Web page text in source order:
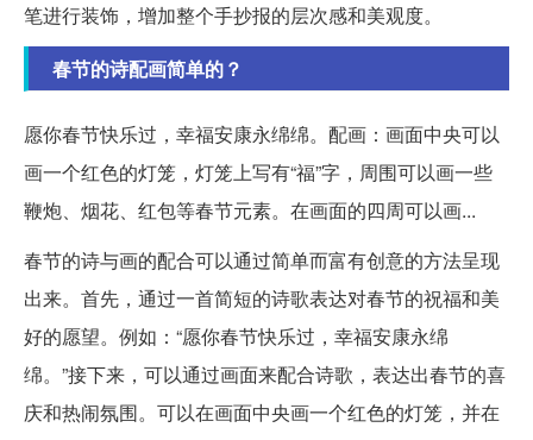
笔进行装饰，增加整个手抄报的层次感和美观度。
春节的诗配画简单的？
愿你春节快乐过，幸福安康永绵绵。配画：画面中央可以
画一个红色的灯笼，灯笼上写有“福”字，周围可以画一些
鞭炮、烟花、红包等春节元素。在画面的四周可以画...
春节的诗与画的配合可以通过简单而富有创意的方法呈现
出来。首先，通过一首简短的诗歌表达对春节的祝福和美
好的愿望。例如：“愿你春节快乐过，幸福安康永绵
绵。”接下来，可以通过画面来配合诗歌，表达出春节的喜
庆和热闹氛围。可以在画面中央画一个红色的灯笼，并在